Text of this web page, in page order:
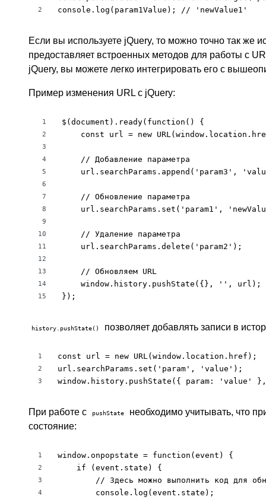
2
console.log(param1Value); // 'newValue1'
Если вы используете jQuery, то можно точно так же
предоставляет встроенных методов для работы с
jQuery, вы можете легко интегрировать его с
Пример изменения URL с jQuery:
1
2
3
4
5
6
7
8
9
10
11
12
13
14
15
$(document).ready(function() {
const url = new
    // Добавление параметра
url.searchParams.append('param3',
    // Обновление параметра
url.searchParams.set('param1',
    // Удаление параметра
    url.searchParams.delete('param2');
    // Обновляем URL
    window.history.pushState({}, '', url);
});
history.pushState() позволяет добавлять записи в
1
2
3
const url = new URL(window.location.href);
url.searchParams.set('param', 'value');
window.history.pushState({ param:
При работе с pushState
необходимо учитывать, что
состояние:
1
2
3
4
window.onpopstate = function(event) {
    if (event.state) {
// Здесь можно выполнить код для
        console.log(event.state);